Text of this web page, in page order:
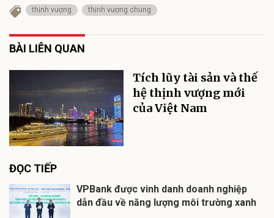
thịnh vượng thịnh vượng chung
BÀI LIÊN QUAN
Tích lũy tài sản và thế
hệ thịnh vượng mới
của Việt Nam
ĐỌC TIẾP
VPBank được vinh danh doanh nghiệp
dẫn đầu về năng lượng môi trường xanh